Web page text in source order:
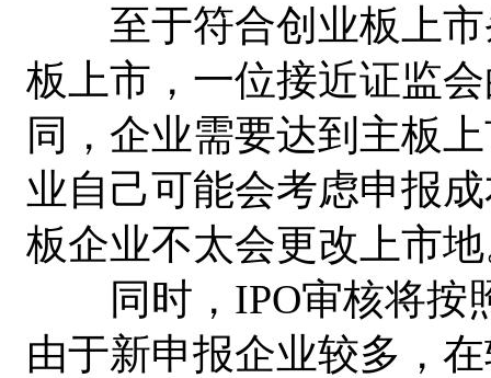
至于符合创业板上市
板上市，一位接近证监
同，企业需要达到主板
业自己可能会考虑申报
板企业不太会更改上市
同时，IPO审核将按
由于新申报企业较多，